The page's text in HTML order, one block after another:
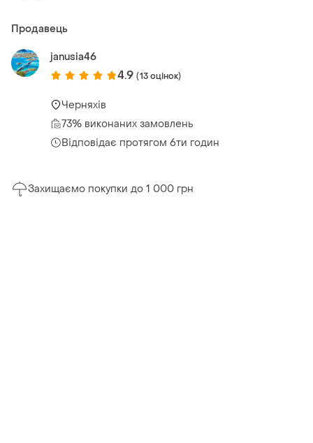
Продавець
janusia46
4.9 (13 оцінок)
Черняхів
73% виконаних замовлень
Відповідає протягом 6ти годин
Захищаємо покупки до 1 000 грн